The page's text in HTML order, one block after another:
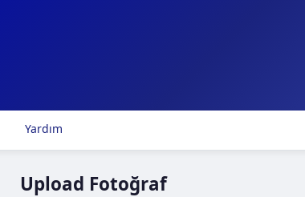
Yardım
Upload Fotoğraf